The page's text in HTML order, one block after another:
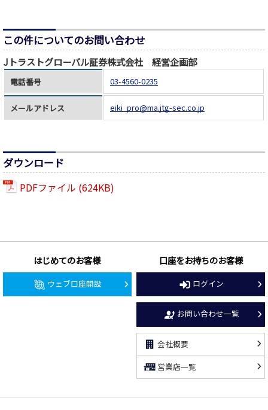
この件についてのお問い合わせ
Jトラストグローバル証券株式会社 経営企画部
電話番号 03-4560-0235
メールアドレス eiki_pro@ma.jtg-sec.co.jp
ダウンロード
PDFファイル (624KB)
はじめてのお客様
ウェブ口座開設
口座をお持ちのお客様
ログイン
お問い合わせ一覧
会社概要
営業店一覧